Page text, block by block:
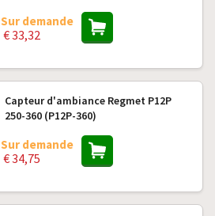
Sur demande
€ 33,32
Capteur d'ambiance Regmet P12P
250-360 (P12P-360)
Sur demande
€ 34,75